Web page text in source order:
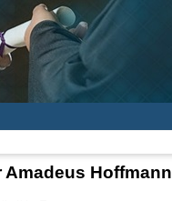
Hoffmann